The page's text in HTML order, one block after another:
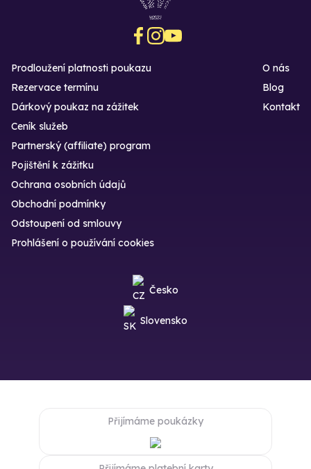
Prodloužení platnosti poukazu
Rezervace termínu
Dárkový poukaz na zážitek
O nás
Blog
Kontakt
Ceník služeb
Partnerský (affiliate) program
Pojištění k zážitku
Ochrana osobních údajů
Obchodní podmínky
Odstoupení od smlouvy
Prohlášení o používání cookies
Česko
Slovensko
Přijímáme poukázky